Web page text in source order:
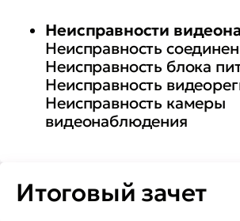
Неисправности
Неисправность
Неисправность блока
Неисправность
Неисправность камеры
видеонаблюдения
Итоговый зачет